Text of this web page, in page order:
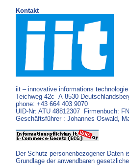
Kontakt
iit – innovative informations
Teichweg 42c A-8530
phone: +43 664 403 9070
UID-Nr: ATU 48812307 Firmenbuch:
Geschäftsführer : Johannes Oswald,
Der Schutz personenbezogener Daten
Grundlage der anwendbaren